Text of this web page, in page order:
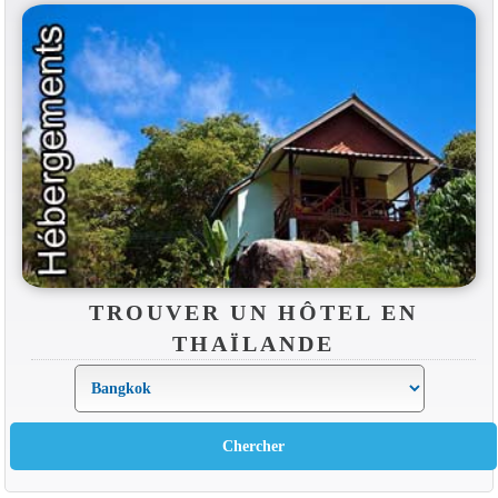
TROUVER UN HÔTEL EN
THAÏLANDE